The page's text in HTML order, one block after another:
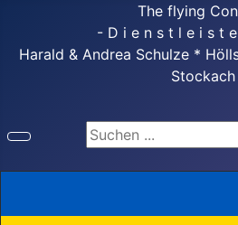
The flying
- D i e n s t l e i s t
Harald & Andrea Schulze *
Stockach
Suchen ...